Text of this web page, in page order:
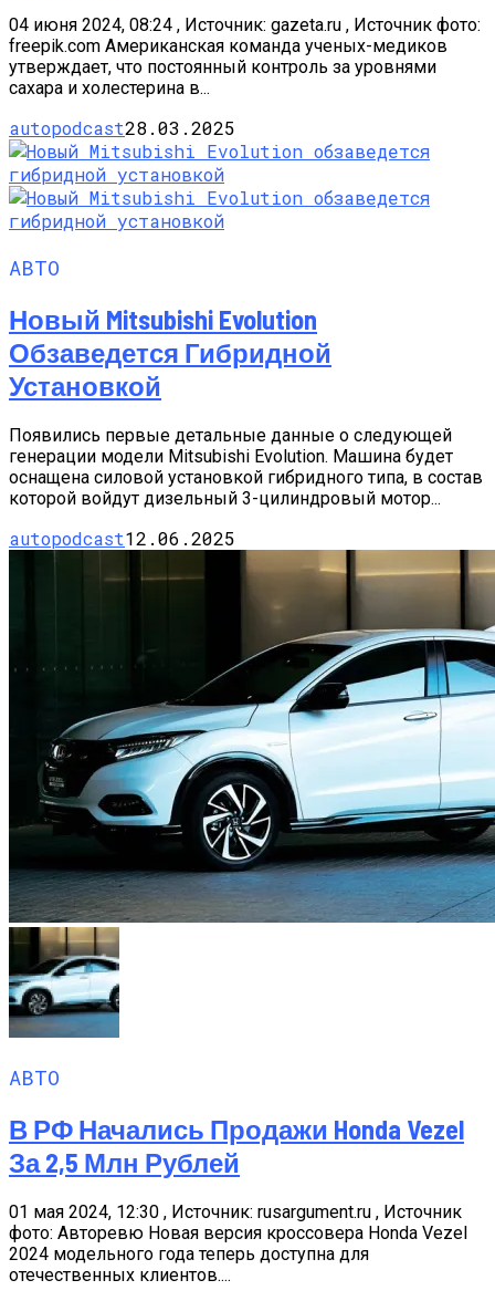
04 июня 2024, 08:24 , Источник: gazeta.ru , Источник фото:
freepik.com Американская команда ученых-медиков
утверждает, что постоянный контроль за уровнями
сахара и холестерина в...
autopodcast28.03.2025
АВТО
Новый Mitsubishi Evolution
Обзаведется Гибридной
Установкой
Появились первые детальные данные о следующей
генерации модели Mitsubishi Evolution. Машина будет
оснащена силовой установкой гибридного типа, в состав
которой войдут дизельный 3-цилиндровый мотор...
autopodcast12.06.2025
АВТО
В РФ Начались Продажи Honda Vezel
За 2,5 Млн Рублей
01 мая 2024, 12:30 , Источник: rusargument.ru , Источник
фото: Авторевю Новая версия кроссовера Honda Vezel
2024 модельного года теперь доступна для
отечественных клиентов....